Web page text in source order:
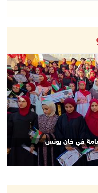
الدولي ...
تطورا ...
الاحتلال ...
الوجاهي ...
في خان يونس